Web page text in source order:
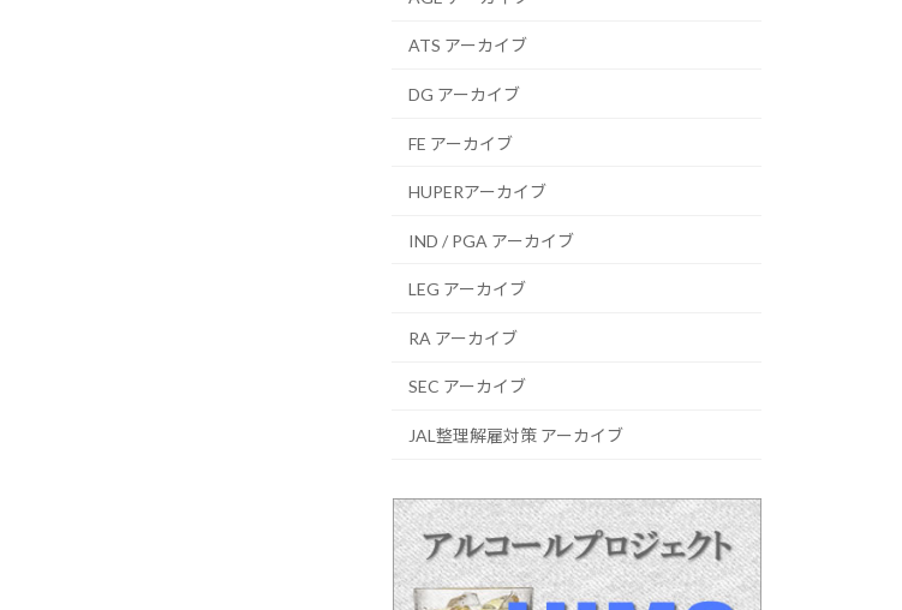
ATS アーカイブ
DG アーカイブ
FE アーカイブ
HUPERアーカイブ
IND / PGA アーカイブ
LEG アーカイブ
RA アーカイブ
SEC アーカイブ
JAL整理解雇対策 アーカイブ